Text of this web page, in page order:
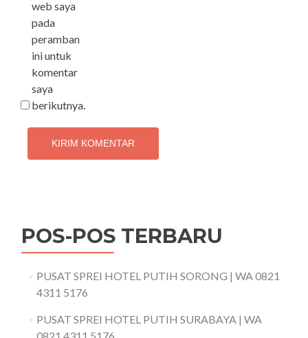
web saya
pada
peramban
ini untuk
komentar
saya
berikutnya.
POS-POS TERBARU
PUSAT SPREI HOTEL PUTIH SORONG | WA 0821
4311 5176
PUSAT SPREI HOTEL PUTIH SURABAYA | WA
0821 4311 5176